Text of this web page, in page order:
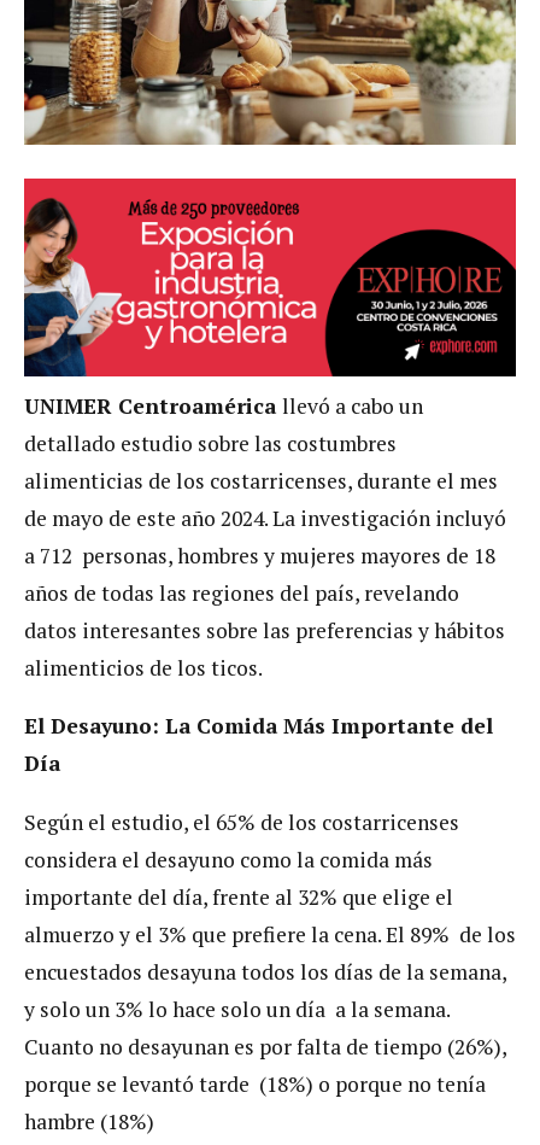
UNIMER Centroamérica llevó a cabo un
detallado estudio sobre las costumbres
alimenticias de los costarricenses, durante el mes
de mayo de este año 2024. La investigación incluyó
a 712 personas, hombres y mujeres mayores de 18
años de todas las regiones del país, revelando
datos interesantes sobre las preferencias y hábitos
alimenticios de los ticos.
El Desayuno: La Comida Más Importante del
Día
Según el estudio, el 65% de los costarricenses
considera el desayuno como la comida más
importante del día, frente al 32% que elige el
almuerzo y el 3% que prefiere la cena. El 89% de los
encuestados desayuna todos los días de la semana,
y solo un 3% lo hace solo un día a la semana.
Cuanto no desayunan es por falta de tiempo (26%),
porque se levantó tarde (18%) o porque no tenía
hambre (18%)